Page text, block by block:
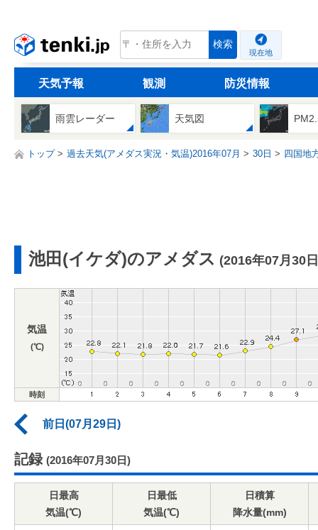
tenki.jp 検索
現在地
天気予報 観測 防災情報
雨雲レーダー 天気図
トップ 過去天気(アメダス実況・気温)2016年07月 30日 四国地
池田(イケダ)のアメダス (2016年07月30
気温
(℃)
時刻
前日(07月29日)
記録 (2016年07月30日)
日最高
気温(℃)
日最低
気温(℃)
日積算
降水量(mm)